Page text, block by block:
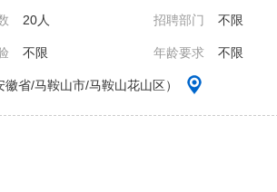
20人 招聘部门 不限
不限 年龄要求 不限
省/马鞍山市/马鞍山花山区）